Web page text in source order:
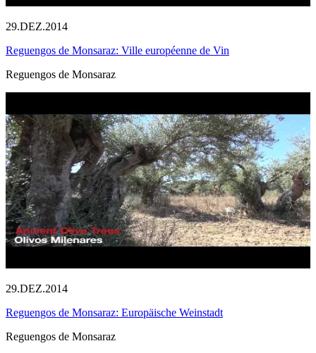
29.DEZ.2014
Reguengos de Monsaraz: Ville européenne de Vin
Reguengos de Monsaraz
29.DEZ.2014
Reguengos de Monsaraz: Europäische Weinstadt
Reguengos de Monsaraz